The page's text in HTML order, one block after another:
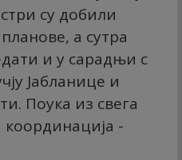
су добили
а сутра
и у сарадњи с
Јабланице и
Поука из свега
координација -